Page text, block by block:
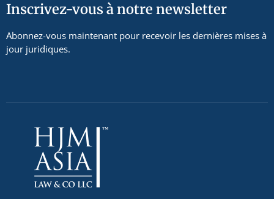
Inscrivez-vous à notre newsletter
Abonnez-vous maintenant pour recevoir les dernières mises à
jour juridiques.